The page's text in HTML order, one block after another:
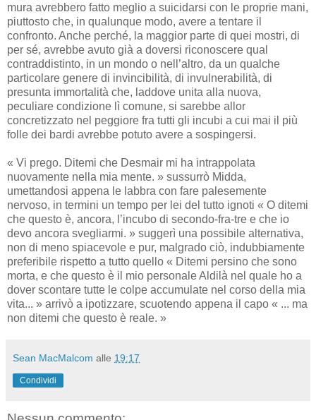
mura avrebbero fatto meglio a suicidarsi con le proprie mani,
piuttosto che, in qualunque modo, avere a tentare il
confronto. Anche perché, la maggior parte di quei mostri, di
per sé, avrebbe avuto già a doversi riconoscere qual
contraddistinto, in un mondo o nell’altro, da un qualche
particolare genere di invincibilità, di invulnerabilità, di
presunta immortalità che, laddove unita alla nuova,
peculiare condizione lì comune, si sarebbe allor
concretizzato nel peggiore fra tutti gli incubi a cui mai il più
folle dei bardi avrebbe potuto avere a sospingersi.
« Vi prego. Ditemi che Desmair mi ha intrappolata
nuovamente nella mia mente. » sussurrò Midda,
umettandosi appena le labbra con fare palesemente
nervoso, in termini un tempo per lei del tutto ignoti « O ditemi
che questo è, ancora, l’incubo di secondo-fra-tre e che io
devo ancora svegliarmi. » suggerì una possibile alternativa,
non di meno spiacevole e pur, malgrado ciò, indubbiamente
preferibile rispetto a tutto quello « Ditemi persino che sono
morta, e che questo è il mio personale Aldilà nel quale ho a
dover scontare tutte le colpe accumulate nel corso della mia
vita... » arrivò a ipotizzare, scuotendo appena il capo « ... ma
non ditemi che questo è reale. »
Sean MacMalcom alle 19:17
Condividi